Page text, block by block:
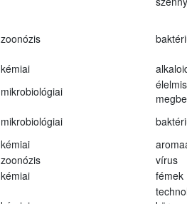
zoonózis
kémiai
mikrobiológiai
mikrobiológiai
kémiai
zoonózis
vírus
kémiai fémek